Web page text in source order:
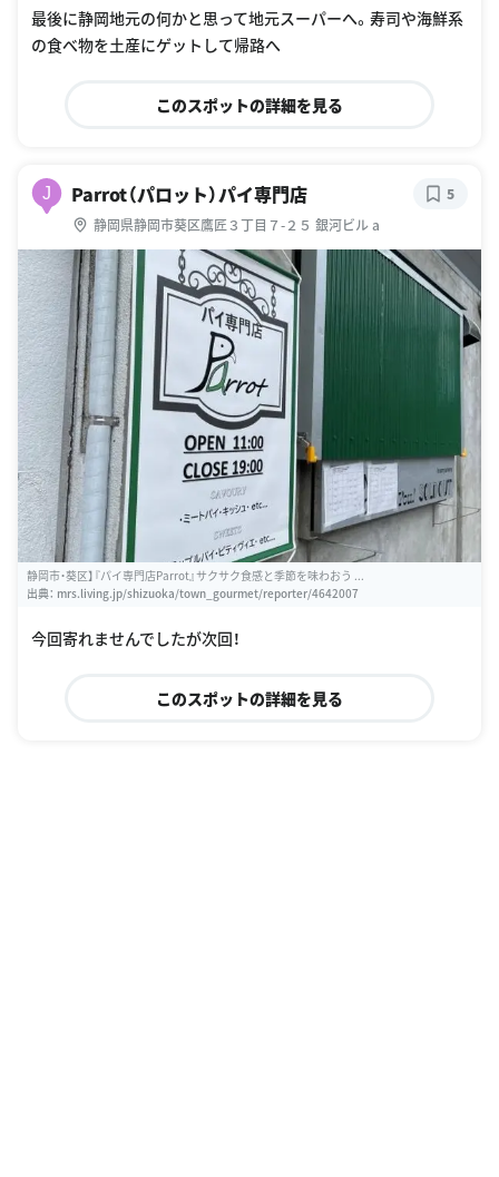
最後に静岡地元の何かと思って地元スーパーへ。寿司や海鮮系
の食べ物を土産にゲットして帰路へ
このスポットの詳細を見る
J Parrot（パロット）パイ専門店
静岡県静岡市葵区鷹匠３丁目７-２５ 銀河ビル a
5
静岡市・葵区】『パイ専門店Parrot』サクサク食感と季節を味わおう ...
出典： mrs.living.jp/shizuoka/town_gourmet/reporter/4642007
今回寄れませんでしたが次回！
このスポットの詳細を見る